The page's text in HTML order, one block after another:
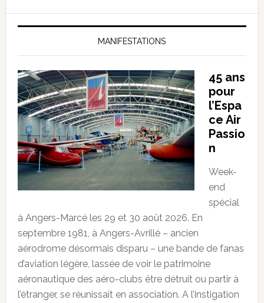
MANIFESTATIONS
45 ans
pour
l’Espa
ce Air
Passio
n
Week-
end
spécial
à Angers-Marcé les 29 et 30 août 2026. En
septembre 1981, à Angers-Avrillé – ancien
aérodrome désormais disparu – une bande de fanas
d’aviation légère, lassée de voir le patrimoine
aéronautique des aéro-clubs être détruit ou partir à
l’étranger, se réunissait en association. A l’instigation